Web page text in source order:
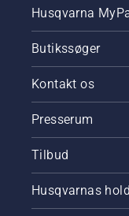
Husqvarna
Butikssøger
Kontakt os
Presserum
Tilbud
Husqvarnas